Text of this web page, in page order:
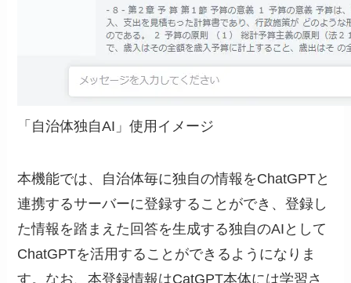
「自治体独自AI」使用イメージ
本機能では、自治体毎に独自の情報をChatGPTと
連携するサーバーに登録することができ、登録し
た情報を踏まえた回答を生成する独自のAIとして
ChatGPTを活用することができるようになりま
す。なお、本登録情報はCatGPT本体には学習さ